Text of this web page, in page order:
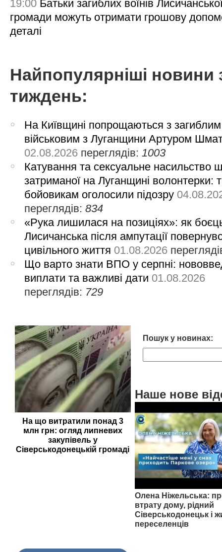
19:00 Батьки загиблих воїнів
громади можуть отримати грошову
деталі
Найпопулярніші новини
тиждень:
На Київщині попрощаються з загиблим
військовим з Луганщини Артуром
02.08.2026 переглядів: 1003
Катування та сексуальне насильство
затриманої на Луганщині волонтерки:
бойовикам оголосили підозру
переглядів:834
«Рука лишилася на позиціях»: як
Лисичанська після ампутації
цивільного життя 01.08.2026
Що варто знати ВПО у серпні:
виплати та важливі дати 01.08.2026
переглядів: 729
На що витратили понад 3
млн грн: огляд липневих
закупівель у
Сіверськодонецькій громаді
Пошук у новинах:
Наше нове
Олена Ніжельська:
втрату дому, рідний
Сіверськодонецьк і
переселенців